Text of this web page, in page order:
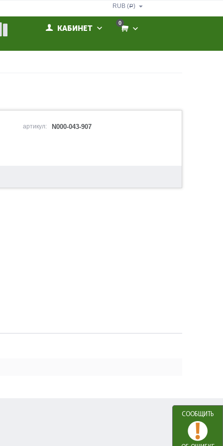
RUB (Р)
КАБИНЕТ
0
артикул: N000-043-907
СООБЩИТЬ